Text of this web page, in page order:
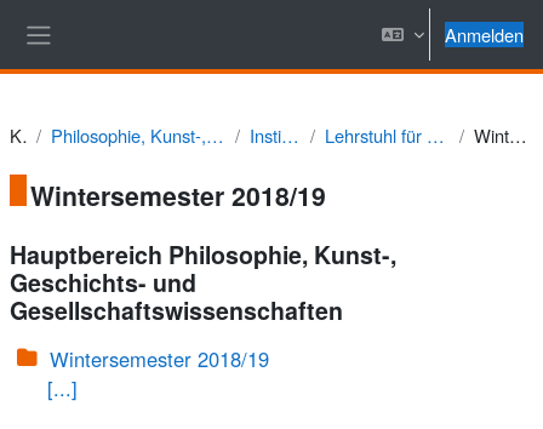
Anmelden
Kurse Philosophie, Kunst-, Geschichts- und Gesellschaftswissenschaften Institut für Geschichte Lehrstuhl für Neuere Geschichte (Prof. Rudolph) Wintersemester 2018/19
Wintersemester 2018/19
Hauptbereich Philosophie, Kunst-,
Geschichts- und
Gesellschaftswissenschaften
Wintersemester 2018/19
[...]